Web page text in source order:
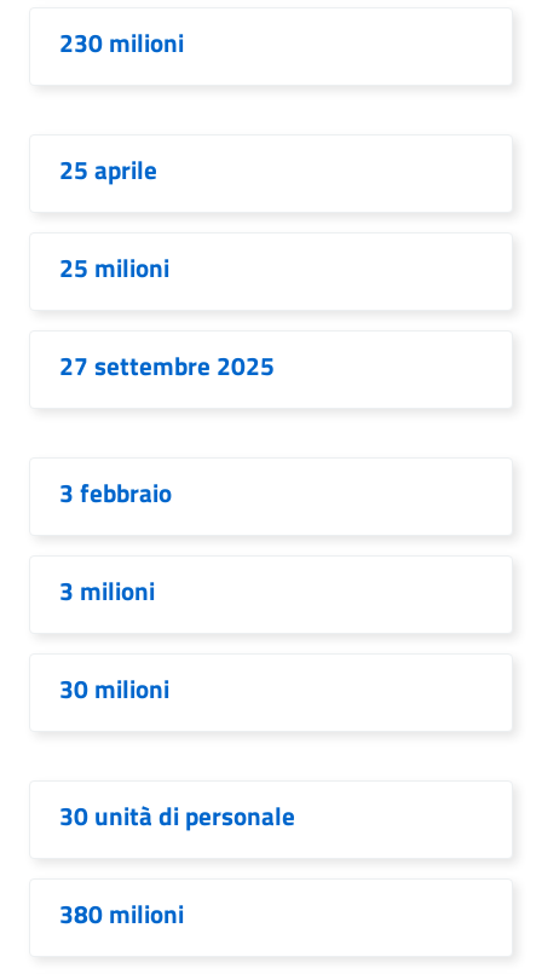
230 milioni
25 aprile
25 milioni
27 settembre 2025
3 febbraio
3 milioni
30 milioni
30 unità di personale
380 milioni